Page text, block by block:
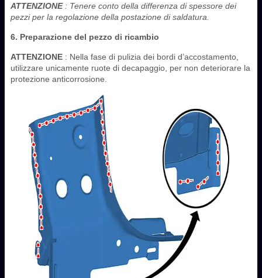
ATTENZIONE: Tenere conto della differenza di spessore dei
pezzi per la regolazione della postazione di saldatura.
6. Preparazione del pezzo di ricambio
ATTENZIONE : Nella fase di pulizia dei bordi d’accostamento,
utilizzare unicamente ruote di decapaggio, per non deteriorare la
protezione anticorrosione.